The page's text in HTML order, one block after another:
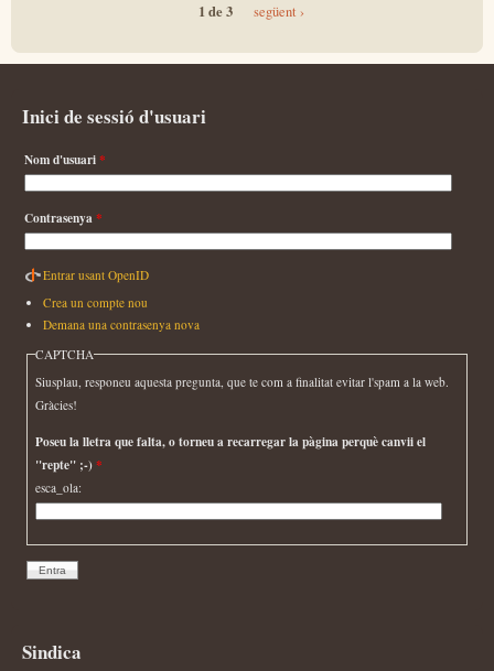
1 de 3 següent ›
Inici de sessió d'usuari
Nom d'usuari*
Contrasenya*
Entrar usant OpenID
Crea un compte nou
Demana una contrasenya nova
CAPTCHA
Siusplau, responeu aquesta pregunta, que te com a finalitat evitar l'spam a la web.
Gràcies!
Poseu la lletra que falta, o torneu a recarregar la pàgina perquè canvii el
"repte" ;-)*
esca_ola:
Sindica